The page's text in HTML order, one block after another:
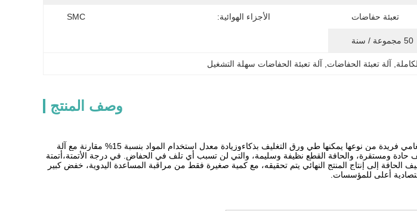
تعبئة حفاضات الأجزاء الهوائية: SMC
50 مجموعة / سنة
آلة تعبئة الحفاضات آلة تعبئة الحفاضات سهلة التشغيل
وصف المنتج
هذه آلة تعبئة الحفاضات مصممة بشكل رائع لديها آلية أوريغامي فريدة من نوعها يمكنها طي ورق التغليف بذكاءوزيادة معدل استخدام المواد بنسبة 15% مقارنة مع آلة
حادة ومستقرة، والحافة القطع نظيفة وسليمة، والتي لن تسبب أي تلف في الحفاض. في درجة الأتمتة،أتمتة
الحافة إلى إنتاج المنتج النهائي يتم تحقيقه، مع كمية صغيرة فقط من مراقبة المساعدة اليدوية، خفض كبير
أعلى للمؤسسات.